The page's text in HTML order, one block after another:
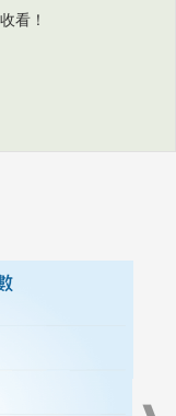
看！